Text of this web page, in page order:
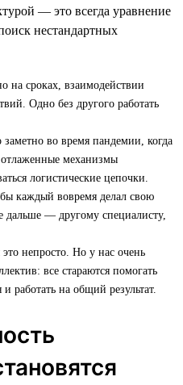
— это всегда уравнение
нестандартных
на сроках, взаимодействии
Одно без другого работать
во время пандемии, когда
отлаженные механизмы
логистические цепочки.
каждый вовремя делал свою
дальше — другому специалисту,
непросто. Но у нас очень
все стараются помогать
работать на общий результат.